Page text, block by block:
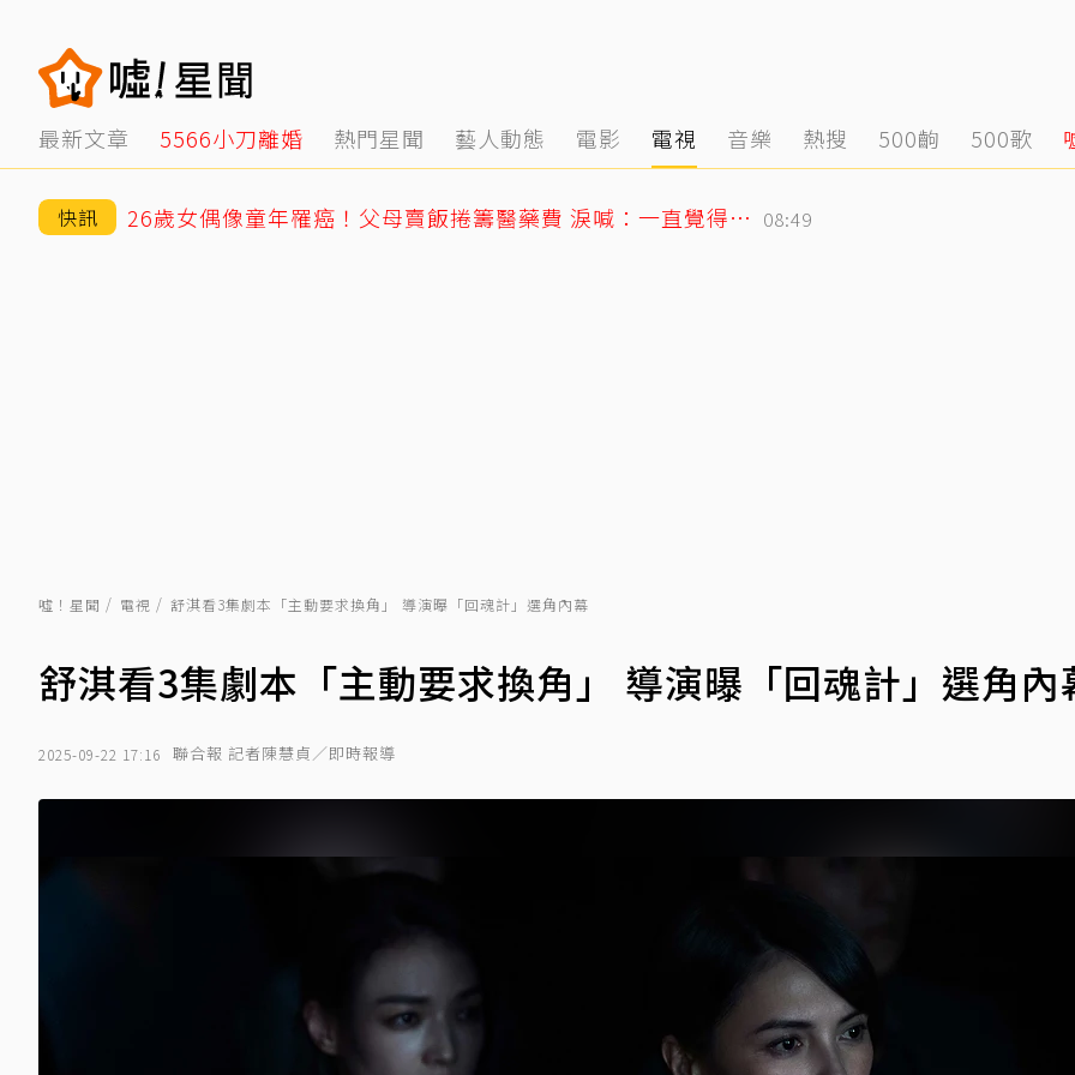
最新文章 5566小刀離婚 熱門星聞 藝人動態 電影 電視 音樂 熱搜 500齣 500歌
快訊 26歲女偶像童年罹癌！父母賣飯捲籌醫藥費 淚喊：一直覺得都是我的錯 08:49
噓！星聞 電視 舒淇看3集劇本「主動要求換角」 導演曝「回魂計」選角內幕
舒淇看3集劇本「主動要求換角」 導演曝「回魂計」選角內
2025-09-22 17:16 聯合報 記者陳慧貞／即時報導